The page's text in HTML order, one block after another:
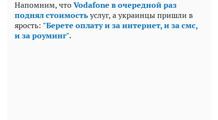
Напомним, чтоVodafone в очередной раз
поднял стоимостьуслуг, а украинцы пришли в
ярость: "Берете оплату и за интернет, и за смс,
и за роуминг".